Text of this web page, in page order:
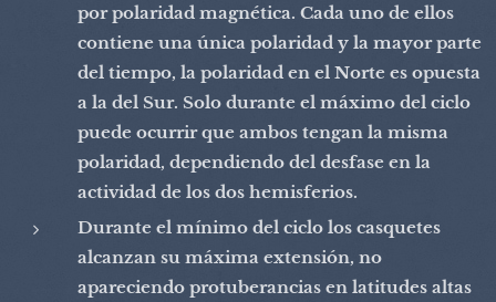
por polaridad magnética. Cada uno de ellos
contiene una única polaridad y la mayor parte
del tiempo, la polaridad en el Norte es opuesta
a la del Sur. Solo durante el máximo del ciclo
puede ocurrir que ambos tengan la misma
polaridad, dependiendo del desfase en la
actividad de los dos hemisferios.
Durante el mínimo del ciclo los casquetes
alcanzan su máxima extensión, no
apareciendo protuberancias en latitudes altas